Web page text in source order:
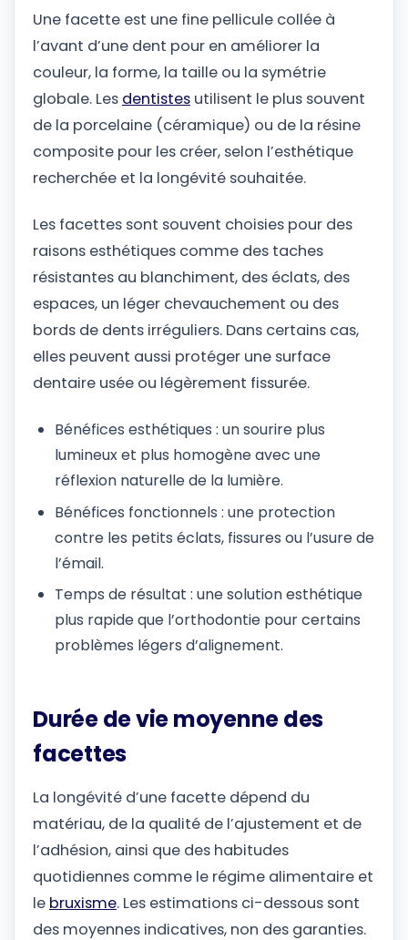
Une facette est une fine pellicule collée à
l’avant d’une dent pour en améliorer la
couleur, la forme, la taille ou la symétrie
globale. Les dentistes utilisent le plus souvent
de la porcelaine (céramique) ou de la résine
composite pour les créer, selon l’esthétique
recherchée et la longévité souhaitée.
Les facettes sont souvent choisies pour des
raisons esthétiques comme des taches
résistantes au blanchiment, des éclats, des
espaces, un léger chevauchement ou des
bords de dents irréguliers. Dans certains cas,
elles peuvent aussi protéger une surface
dentaire usée ou légèrement fissurée.
Bénéfices esthétiques : un sourire plus
lumineux et plus homogène avec une
réflexion naturelle de la lumière.
Bénéfices fonctionnels : une protection
contre les petits éclats, fissures ou l’usure de
l’émail.
Temps de résultat : une solution esthétique
plus rapide que l’orthodontie pour certains
problèmes légers d’alignement.
Durée de vie moyenne des
facettes
La longévité d’une facette dépend du
matériau, de la qualité de l’ajustement et de
l’adhésion, ainsi que des habitudes
quotidiennes comme le régime alimentaire et
le bruxisme. Les estimations ci-dessous sont
des moyennes indicatives, non des garanties.